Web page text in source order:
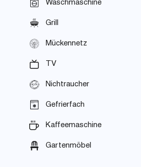
Waschmaschine
Grill
Mückennetz
TV
Nichtraucher
Gefrierfach
Kaffeemaschine
Gartenmöbel